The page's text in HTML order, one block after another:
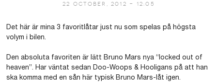
22 October, 2012 - 12:05
Det här är mina 3 favoritlåtar just nu som spelas på högsta
volym i bilen.
Den absoluta favoriten är lätt Bruno Mars nya “locked out of
heaven”. Har väntat sedan Doo-Woops & Hooligans på att han
ska komma med en sån här typisk Bruno Mars-låt igen.